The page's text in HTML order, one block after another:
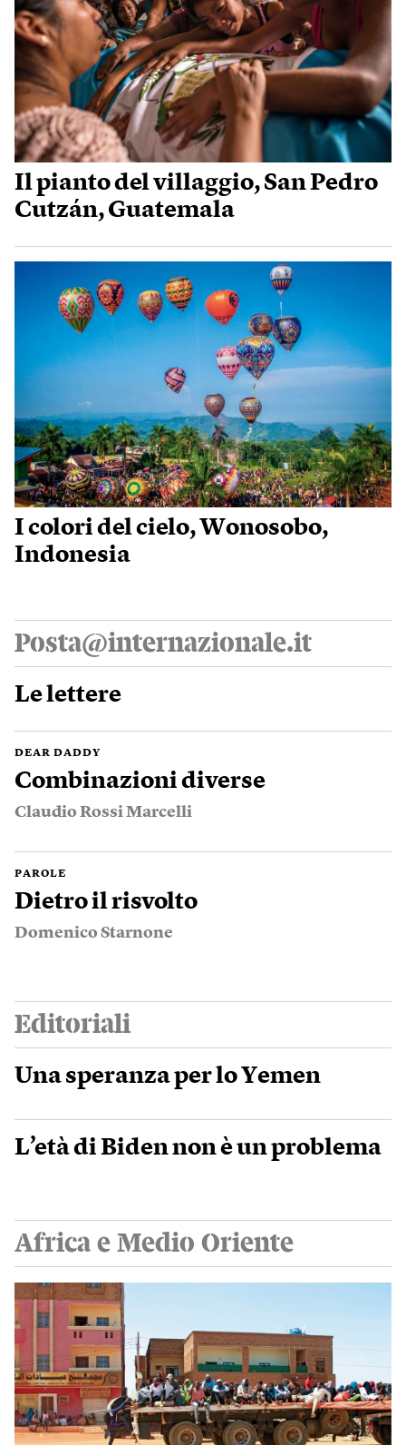
Il pianto del villaggio, San Pedro
Cutzán, Guatemala
I colori del cielo, Wonosobo,
Indonesia
Posta@internazionale.it
Le lettere
DEAR DADDY
Combinazioni diverse
Claudio Rossi Marcelli
PAROLE
Dietro il risvolto
Domenico Starnone
Editoriali
Una speranza per lo Yemen
L’età di Biden non è un problema
Africa e Medio Oriente